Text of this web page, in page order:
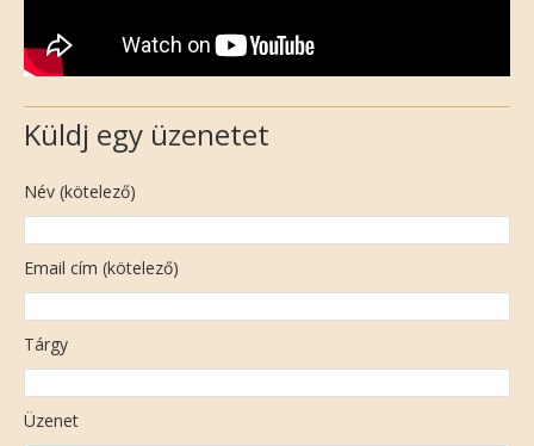
Küldj egy üzenetet
Név (kötelező)
Email cím (kötelező)
Tárgy
Üzenet